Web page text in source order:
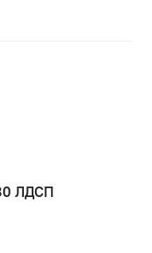
ЛДСП